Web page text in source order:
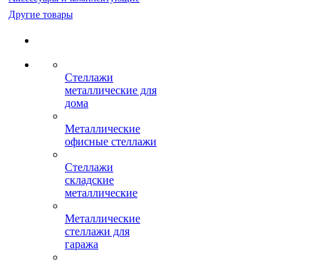
Другие товары
Стеллажи
металлические для
дома
Металлические
офисные стеллажи
Стеллажи
складские
металлические
Металлические
стеллажи для
гаража